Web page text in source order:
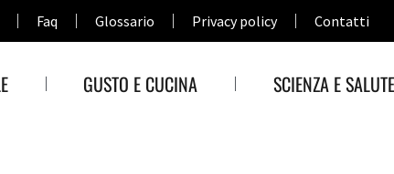
Faq Glossario Privacy policy Contatti
GUSTO E CUCINA SCIENZA E SALUTE